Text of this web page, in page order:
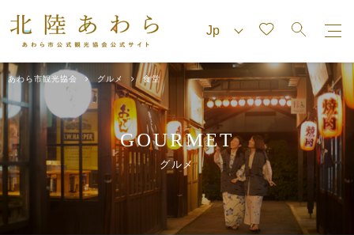
あわら市観光協会 グルメ 食堂
GOURMET
グルメ